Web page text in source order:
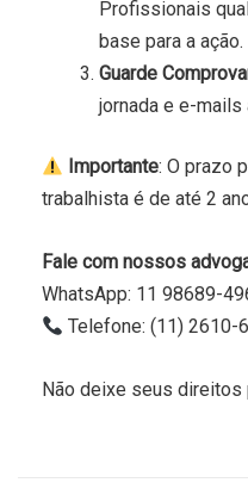
Profissionais
base para a ação.
Guarde
jornada e e-mails
Importante: O prazo
trabalhista é de até 2
Fale com nossos
WhatsApp: 11 98689-
Telefone: (11) 2610-
Não deixe seus